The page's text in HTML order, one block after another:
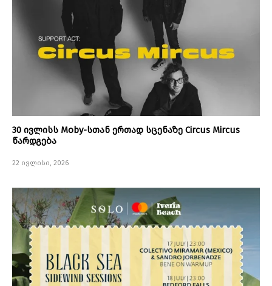
30 ივლისს Moby-სთან ერთად სცენაზე Circus Mircus
წარდგება
22 ივლისი, 2026